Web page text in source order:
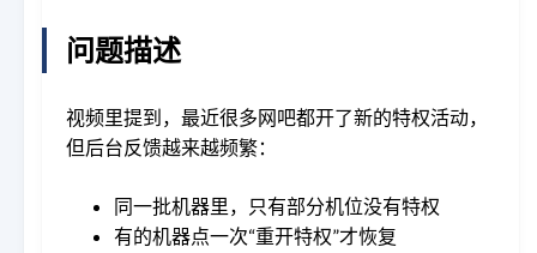
问题描述
视频里提到，最近很多网吧都开了新的特权活动，
但后台反馈越来越频繁：
同一批机器里，只有部分机位没有特权
有的机器点一次“重开特权”才恢复